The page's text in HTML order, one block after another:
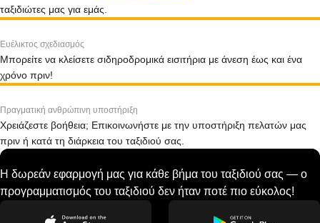
ταξιδιώτες μας για εμάς.
Ευέλικτος σχεδιασμός
Μπορείτε να κλείσετε σιδηροδρομικά εισιτήρια με άνεση έως και ένα
χρόνο πριν!
Πραγματική ανθρώπινη υποστήριξη
Χρειάζεστε βοήθεια; Επικοινωνήστε με την υποστήριξη πελατών μας
πριν ή κατά τη διάρκεια του ταξιδιού σας.
Η δωρεάν εφαρμογή μας για κάθε βήμα του ταξιδιού σας — ο
προγραμματισμός του ταξιδιού δεν ήταν ποτέ πιο εύκολος!